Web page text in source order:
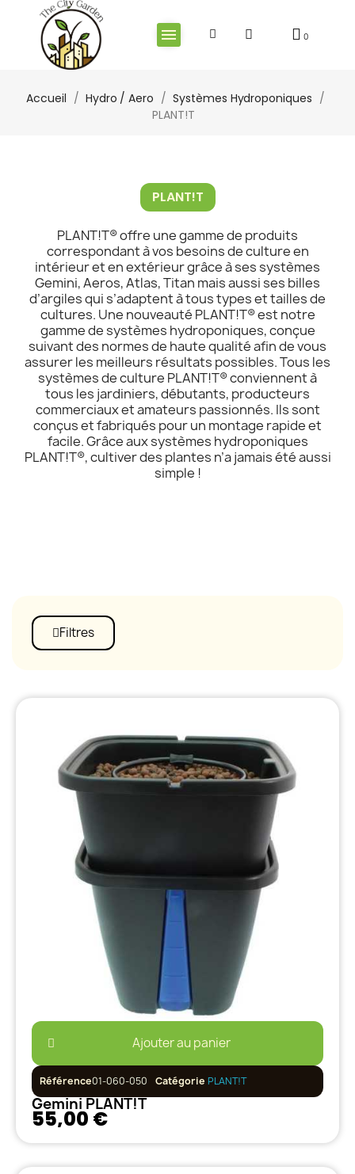
Accueil Hydro / Aero
Systèmes Hydroponiques
PLANT!T
PLANT!T
PLANT!T® offre une gamme de produits
correspondant à vos besoins de culture en
intérieur et en extérieur grâce à ses systèmes
Gemini, Aeros, Atlas, Titan mais aussi ses billes
d’argiles qui s’adaptent à tous types et tailles de
cultures. Une nouveauté PLANT!T® est notre
gamme de systèmes hydroponiques, conçue
suivant des normes de haute qualité afin de vous
assurer les meilleurs résultats possibles. Tous les
systèmes de culture PLANT!T® conviennent à
tous les jardiniers, débutants, producteurs
commerciaux et amateurs passionnés. Ils sont
conçus et fabriqués pour un montage rapide et
facile. Grâce aux systèmes hydroponiques
PLANT!T®, cultiver des plantes n’a jamais été aussi
simple !
Filtres
Ajouter au panier
Référence01-060-050 Catégorie PLANT!T
Gemini PLANT!T
55,00 €